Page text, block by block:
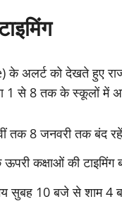
अलर्ट को देखते हुए
1 से 8 तक के स्कूलों में
तक 8 जनवरी तक बंद
कक्षाओं की टाइमिंग
सुबह 10 बजे से शाम 4